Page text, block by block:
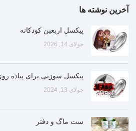
آخرین نوشته ها
پیکسل اربعین کودکانه
جولای 14, 2026
پیکسل سوزنی برای پیاده
جولای 13, 2024
ست ماگ و دفتر